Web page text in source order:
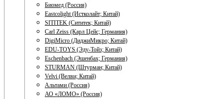
Биомед (Россия)
Eastcolight (Истколайт; Китай)
SITITEK (Сититек; Китай)
Carl Zeiss (Карл Цейс; Германия)
DigiMicro (ДиджиМикро; Китай)
EDU-TOYS (Эду-Тойз; Китай)
Eschenbach (Эшенбах; Германия)
STURMAN (Штурман; Китай)
Velvi (Велви; Китай)
Альтами (Россия)
АО «ЛОМО» (Россия)